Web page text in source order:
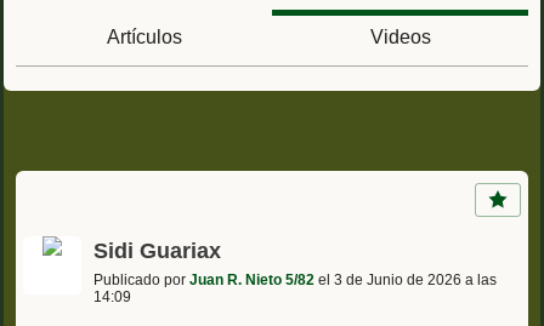
Artículos Videos
Sidi Guariax
Publicado por Juan R. Nieto 5/82 el 3 de Junio de 2026 a las
14:09